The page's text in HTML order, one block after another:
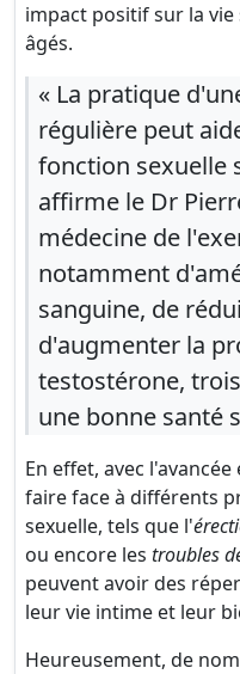
impact positif sur la
âgés.
« La pratique
régulière peut
fonction sexuelle
affirme le Dr
médecine de
notamment
sanguine, de
d'augmenter la
testostérone,
une bonne santé
En effet, avec
faire face à différents
sexuelle, tels que l'
ou encore les troubles
peuvent avoir des
leur vie intime et leur
Heureusement, de